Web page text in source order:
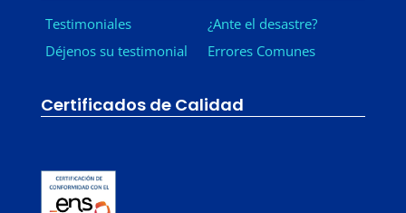
Testimoniales
Déjenos su testimonial
¿Ante el desastre?
Errores Comunes
Certificados de Calidad